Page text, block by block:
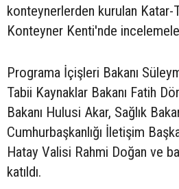
konteynerlerden kurulan Katar-
Konteyner Kenti'nde
Programa İçişleri Bakanı
Tabii Kaynaklar Bakanı Fatih
Bakanı Hulusi Akar, Sağlık
Cumhurbaşkanlığı İletişim
Hatay Valisi Rahmi Doğan ve
katıldı.